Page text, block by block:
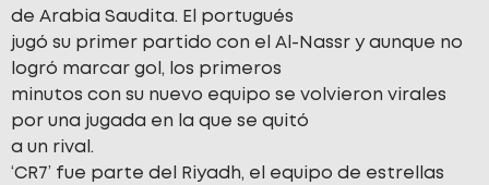
de Arabia Saudita. El portugués
jugó su primer partido con el Al-Nassr y aunque no
logró marcar gol, los primeros
minutos con su nuevo equipo se volvieron virales
por una jugada en la que se quitó
a un rival.
‘CR7’ fue parte del Riyadh, el equipo de estrellas